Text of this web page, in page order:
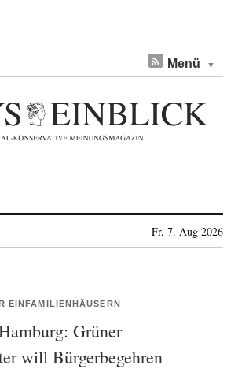
Menü
Fr, 7. Aug 2026
EINFAMILIENHÄUSERN
Grüner
will Bürgerbegehren